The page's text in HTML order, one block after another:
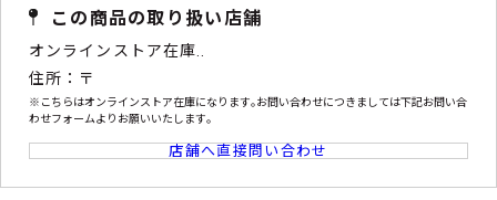
この商品の取り扱い店舗
オンラインストア在庫..
住所：〒
※こちらはオンラインストア在庫になります｡お問い合わせにつきましては下記お問い合
わせフォームよりお願いいたします｡
店舗へ直接問い合わせ